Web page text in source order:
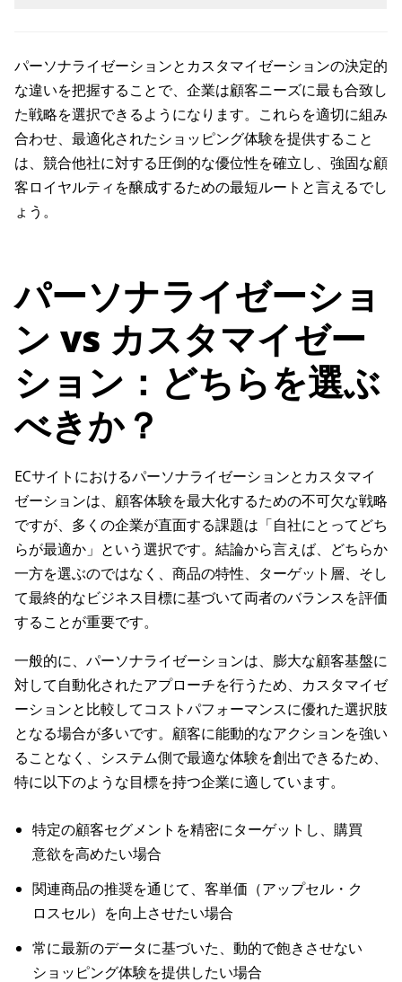
パーソナライゼーションとカスタマイゼーションの決定的
な違いを把握することで、企業は顧客ニーズに最も合致し
た戦略を選択できるようになります。これらを適切に組み
合わせ、最適化されたショッピング体験を提供すること
は、競合他社に対する圧倒的な優位性を確立し、強固な顧
客ロイヤルティを醸成するための最短ルートと言えるでし
ょう。
パーソナライゼーショ
ン vs カスタマイゼー
ション：どちらを選ぶ
べきか？
ECサイトにおけるパーソナライゼーションとカスタマイ
ゼーションは、顧客体験を最大化するための不可欠な戦略
ですが、多くの企業が直面する課題は「自社にとってどち
らが最適か」という選択です。結論から言えば、どちらか
一方を選ぶのではなく、商品の特性、ターゲット層、そし
て最終的なビジネス目標に基づいて両者のバランスを評価
することが重要です。
一般的に、パーソナライゼーションは、膨大な顧客基盤に
対して自動化されたアプローチを行うため、カスタマイゼ
ーションと比較してコストパフォーマンスに優れた選択肢
となる場合が多いです。顧客に能動的なアクションを強い
ることなく、システム側で最適な体験を創出できるため、
特に以下のような目標を持つ企業に適しています。
特定の顧客セグメントを精密にターゲットし、購買
意欲を高めたい場合
関連商品の推奨を通じて、客単価（アップセル・ク
ロスセル）を向上させたい場合
常に最新のデータに基づいた、動的で飽きさせない
ショッピング体験を提供したい場合